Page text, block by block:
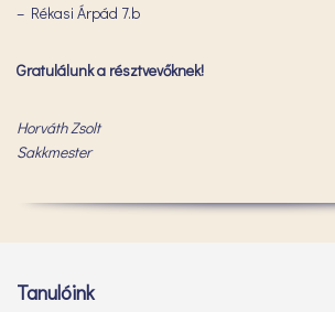
– Rékasi Árpád 7.b
Gratulálunk a résztvevőknek!
Horváth Zsolt
Sakkmester
Tanulóink